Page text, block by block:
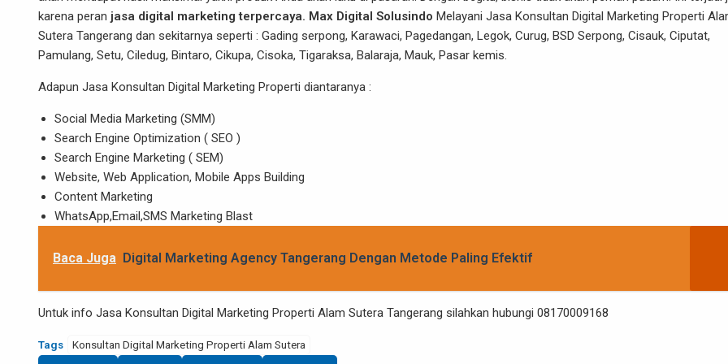
karena peran jasa digital marketing terpercaya. Max Digital Solusindo Melayani Jasa Konsultan Digital Marketing Properti
Sutera Tangerang dan sekitarnya seperti : Gading serpong, Karawaci, Pagedangan, Legok, Curug, BSD Serpong, Cisauk, Ciputat,
Pamulang, Setu, Ciledug, Bintaro, Cikupa, Cisoka, Tigaraksa, Balaraja, Mauk, Pasar kemis.
Adapun Jasa Konsultan Digital Marketing Properti diantaranya :
Social Media Marketing (SMM)
Search Engine Optimization ( SEO )
Search Engine Marketing ( SEM)
Website, Web Application, Mobile Apps Building
Content Marketing
WhatsApp,Email,SMS Marketing Blast
Baca Juga Digital Marketing Agency Tangerang Dengan Metode Paling Efektif
Untuk info Jasa Konsultan Digital Marketing Properti Alam Sutera Tangerang silahkan hubungi 08170009168
Tags Konsultan Digital Marketing Properti Alam Sutera